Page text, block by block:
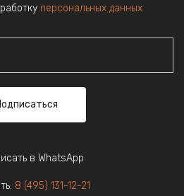
персональных данных
в WhatsApp
8 (495) 131-12-21